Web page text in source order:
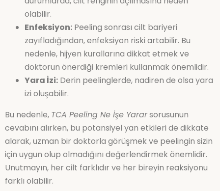
olabilir.
Enfeksiyon: Peeling sonrası cilt bariyeri
zayıfladığından, enfeksiyon riski artabilir. Bu
nedenle, hijyen kurallarına dikkat etmek ve
doktorun önerdiği kremleri kullanmak önemlidir.
Yara İzi: Derin peelinglerde, nadiren de olsa yara
izi oluşabilir.
Bu nedenle, TCA Peeling Ne İşe Yararsorusunun
cevabını alırken, bu potansiyel yan etkileri de dikkate
alarak, uzman bir doktorla görüşmek ve peelingin sizin
için uygun olup olmadığını değerlendirmek önemlidir.
Unutmayın, her cilt farklıdır ve her bireyin reaksiyonu
farklı olabilir.